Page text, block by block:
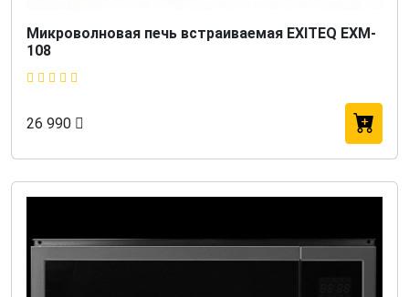
Микроволновая печь встраиваемая EXITEQ EXM-
108
26 990